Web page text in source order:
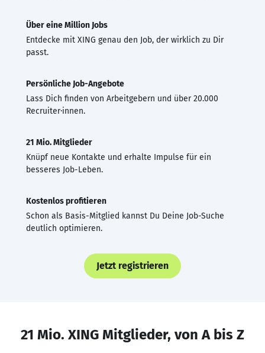
Über eine Million Jobs
Entdecke mit XING genau den Job, der wirklich zu Dir
passt.
Persönliche Job-Angebote
Lass Dich finden von Arbeitgebern und über 20.000
Recruiter·innen.
21 Mio. Mitglieder
Knüpf neue Kontakte und erhalte Impulse für ein
besseres Job-Leben.
Kostenlos profitieren
Schon als Basis-Mitglied kannst Du Deine Job-Suche
deutlich optimieren.
Jetzt registrieren
21 Mio. XING Mitglieder, von A bis Z